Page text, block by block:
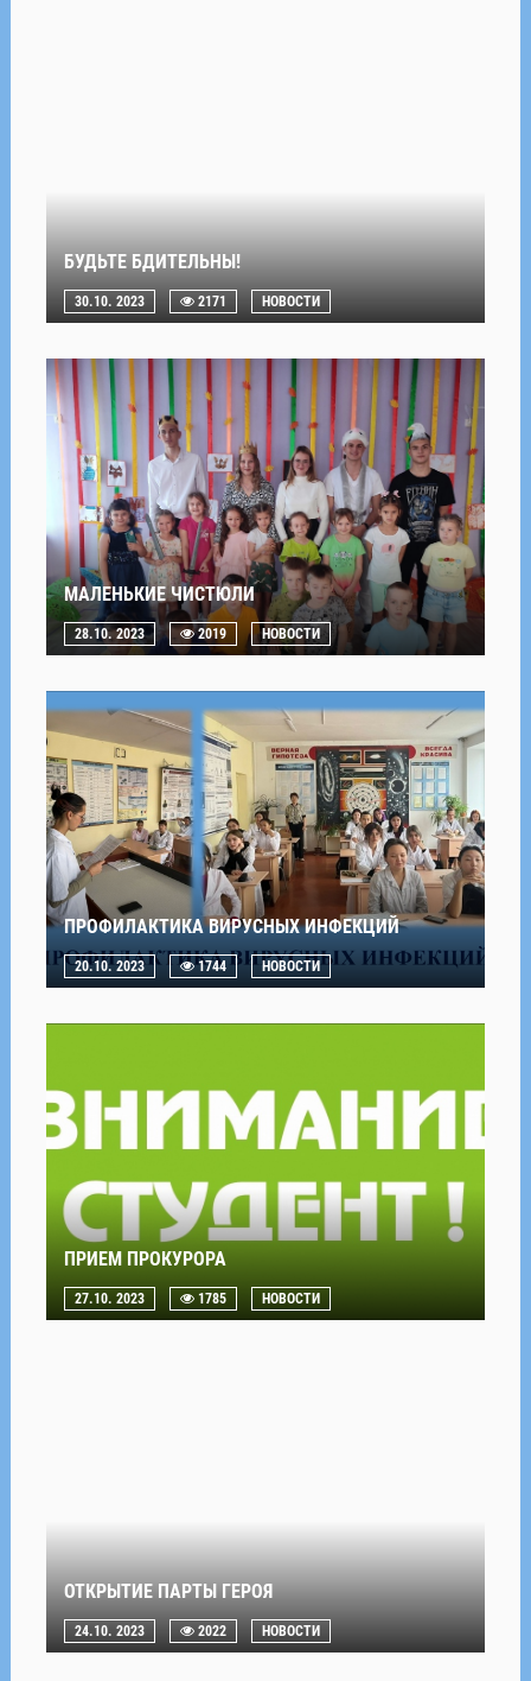
БУДЬТЕ БДИТЕЛЬНЫ!
30.10. 2023 2171 НОВОСТИ
МАЛЕНЬКИЕ ЧИСТЮЛИ
28.10. 2023 2019 НОВОСТИ
ПРОФИЛАКТИКА ВИРУСНЫХ ИНФЕКЦИЙ
20.10. 2023 1744 НОВОСТИ
ПРИЕМ ПРОКУРОРА
27.10. 2023 1785 НОВОСТИ
ОТКРЫТИЕ ПАРТЫ ГЕРОЯ
24.10. 2023 2022 НОВОСТИ